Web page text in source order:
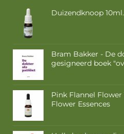
productpagina
op
Duizendknoop 10ml.
Bram Bakker - De
gesigneerd boek
Pink Flannel
Flower Essences